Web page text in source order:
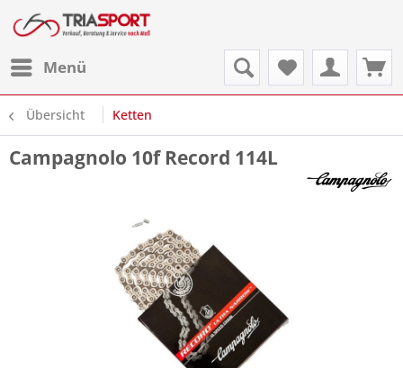
Menü
Übersicht Ketten
Campagnolo 10f Record 114L